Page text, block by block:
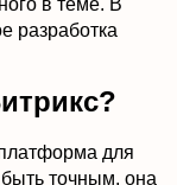
в теме. В
разработка
для
точным, она